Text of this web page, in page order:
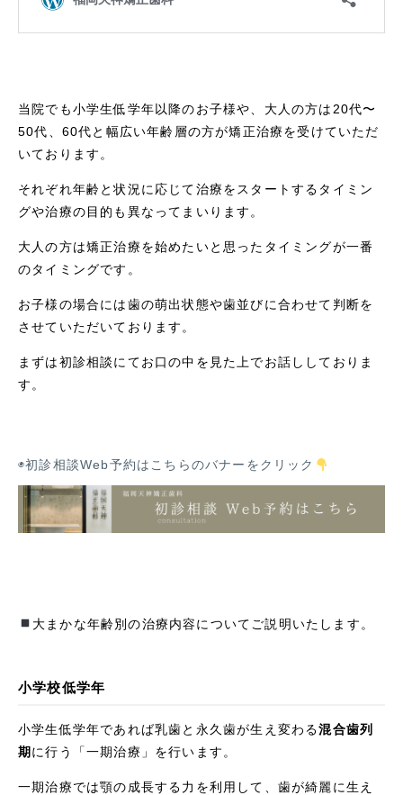
当院でも小学生低学年以降のお子様や、大人の方は20代〜
50代、60代と幅広い年齢層の方が矯正治療を受けていただ
いております。
それぞれ年齢と状況に応じて治療をスタートするタイミン
グや治療の目的も異なってまいります。
大人の方は矯正治療を始めたいと思ったタイミングが一番
のタイミングです。
お子様の場合には歯の萌出状態や歯並びに合わせて判断を
させていただいております。
まずは初診相談にてお口の中を見た上でお話ししておりま
す。
◉初診相談Web予約はこちらのバナーをクリック
大まかな年齢別の治療内容についてご説明いたします。
小学校低学年
小学生低学年であれば乳歯と永久歯が生え変わる混合歯列
期に行う「一期治療」を行います。
一期治療では顎の成長する力を利用して、歯が綺麗に生え